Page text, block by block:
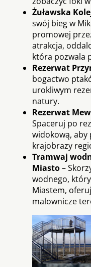
Żuławska
swój bieg w
promowej
atrakcja,
która pozwala
Rezerwat
bogactwo
urokliwym
natury.
Rezerwat
Spaceruj po
widokową, aby
krajobrazy
Tramwaj
Miasto–
wodnego,
Miastem,
malownicze